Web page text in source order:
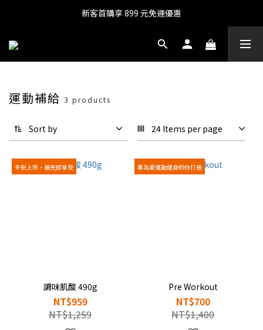
新客首購享 899 元免運優惠
運動補給 3 products
Sort by 24 Items per page
全新上市，補充即享受
調味肌酸 490g
NT$959
NT$1,259
專為愛運動健身的你打造
Pre Workout
NT$700
NT$1,400